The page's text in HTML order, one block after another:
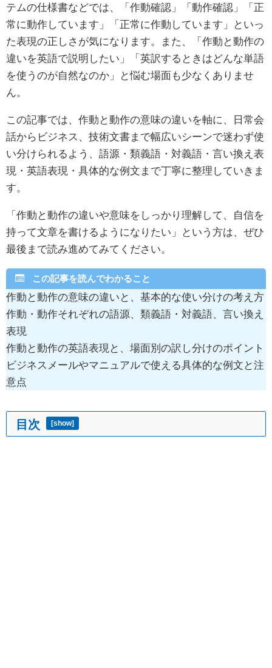
テムの仕様書などでは、「作動確認」「動作確認」「正
常に動作しています」「正常に作動しています」といっ
た表現の正しさが気になります。また、「作動と動作の
違いを英語で説明したい」「英訳するときはどんな単語
を使うのが自然なのか」と悩む場面も少なくありませ
ん。
この記事では、作動と動作の意味の違いを軸に、日常会
話からビジネス、技術文書まで幅広いシーンで迷わず使
い分けられるよう、語源・類義語・対義語・言い換え表
現・英語表現・具体的な例文まで丁寧に整理していきま
す。
「作動と動作の違いや意味をしっかり理解して、自信を
持って文章を書けるようになりたい」という方は、ぜひ
最後まで読み進めてみてください。
この記事を読んでわかること
作動と動作の意味の違いと、基本的な使い分けの考え方
作動・動作それぞれの語源、類義語・対義語、言い換え
表現
作動と動作の英語表現と、場面別の訳し分けのポイント
ビジネスメールやマニュアルで使える具体的な例文と注
意点
目次 show]